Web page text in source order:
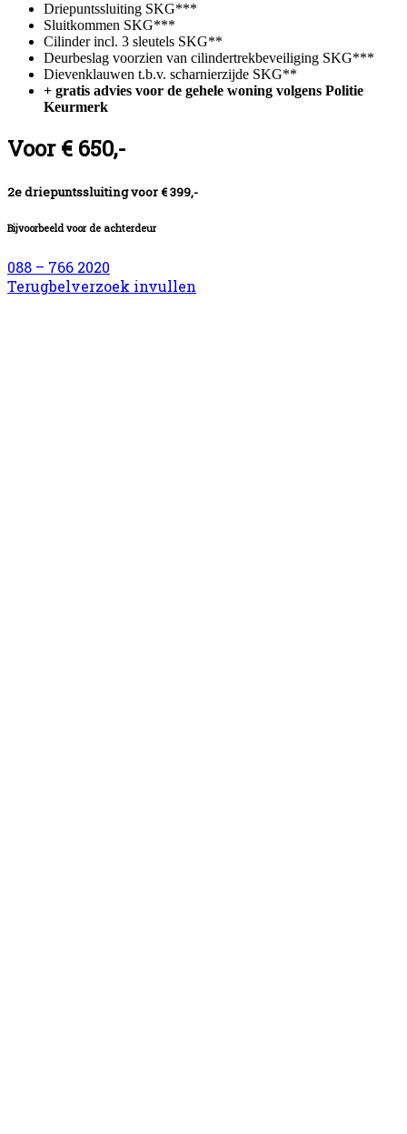
Driepuntssluiting SKG***
Sluitkommen SKG***
Cilinder incl. 3 sleutels SKG**
Deurbeslag voorzien van cilindertrekbeveiliging SKG***
Dievenklauwen t.b.v. scharnierzijde SKG**
+ gratis advies voor de gehele woning volgens Politie
Keurmerk
Voor € 650,-
2e driepuntssluiting voor € 399,-
Bijvoorbeeld voor de achterdeur
088 – 766 2020
Terugbelverzoek invullen